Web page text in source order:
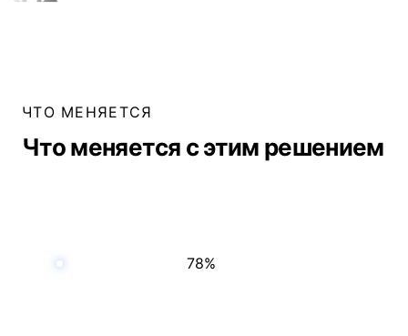
ЧТО МЕНЯЕТСЯ
Что меняется с этим решением
78%